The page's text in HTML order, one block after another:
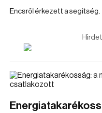
Encsről érkezett a segítség.